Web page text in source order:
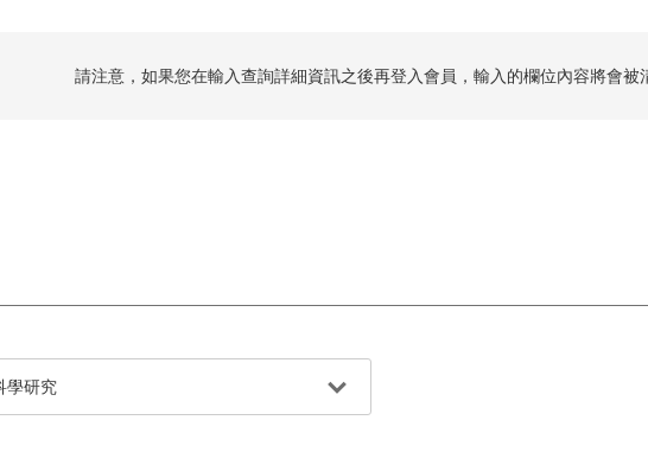
e
請注意，如果您在輸入查詢詳細資訊之後再登入會員，輸入的欄位內容將會被